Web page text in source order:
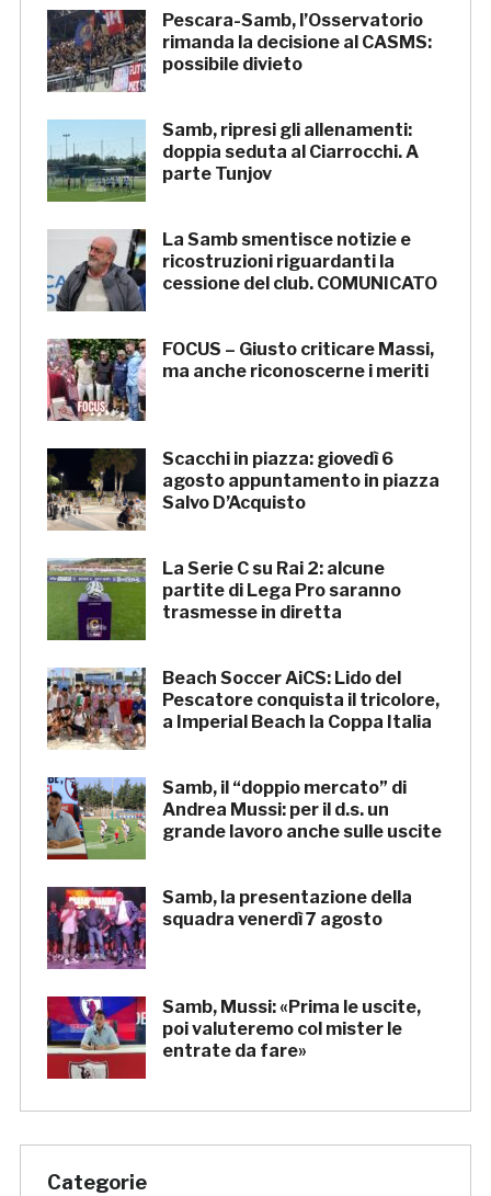
Pescara-Samb, l’Osservatorio
rimanda la decisione al CASMS:
possibile divieto
Samb, ripresi gli allenamenti:
doppia seduta al Ciarrocchi. A
parte Tunjov
La Samb smentisce notizie e
ricostruzioni riguardanti la
cessione del club. COMUNICATO
FOCUS – Giusto criticare Massi,
ma anche riconoscerne i meriti
Scacchi in piazza: giovedì 6
agosto appuntamento in piazza
Salvo D’Acquisto
La Serie C su Rai 2: alcune
partite di Lega Pro saranno
trasmesse in diretta
Beach Soccer AiCS: Lido del
Pescatore conquista il tricolore,
a Imperial Beach la Coppa Italia
Samb, il “doppio mercato” di
Andrea Mussi: per il d.s. un
grande lavoro anche sulle uscite
Samb, la presentazione della
squadra venerdì 7 agosto
Samb, Mussi: «Prima le uscite,
poi valuteremo col mister le
entrate da fare»
Categorie